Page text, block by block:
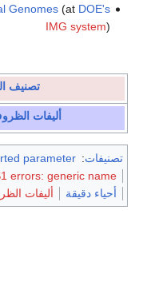
Genomes(at DOE's
IMG system)
تصنيف
أليفات
تصنيفات:
parameter
errors: generic name
أحياء دقيقة
أليفات